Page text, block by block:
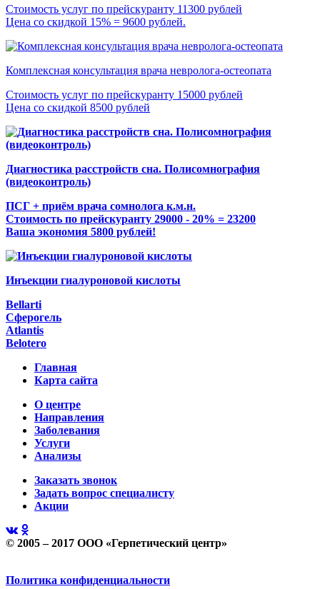
Стоимость услуг по прейскуранту 11300 рублей
Цена со скидкой 15% = 9600 рублей.
Комплексная консультация врача невролога-остеопата
Стоимость услуг по прейскуранту 15000 рублей
Цена со скидкой 8500 рублей
Диагностика расстройств сна. Полисомнография
(видеоконтроль)
ПСГ + приём врача сомнолога к.м.н.
Стоимость по прейскуранту 29000 - 20% = 23200
Ваша экономия 5800 рублей!
Инъекции гиалуроновой кислоты
Bellarti
Сферогель
Atlantis
Belotero
Главная
Карта сайта
О центре
Направления
Заболевания
Услуги
Анализы
Заказать звонок
Задать вопрос специалисту
Акции
© 2005 – 2017 ООО «Герпетический центр»
Политика конфиденциальности